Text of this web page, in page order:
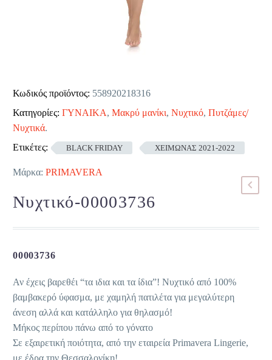
Κωδικός προϊόντος: 558920218316
Κατηγορίες: ΓΥΝΑΙΚΑ, Μακρύ μανίκι, Νυχτικό, Πυτζάμες/
Νυχτικά.
Ετικέτες:
BLACK FRIDAY ΧΕΙΜΩΝΑΣ 2021-2022
Μάρκα: PRIMAVERA
Νυχτικό-00003736
00003736
Αν έχεις βαρεθέι “τα ιδια και τα ίδια”! Νυχτικό από 100%
βαμβακερό ύφασμα, με χαμηλή πατιλέτα για μεγαλύτερη
άνεση αλλά και κατάλληλο για θηλασμό!
Μήκος περίπου πάνω από το γόνατο
Σε εξαιρετική ποιότητα, από την εταιρεία Primavera Lingerie,